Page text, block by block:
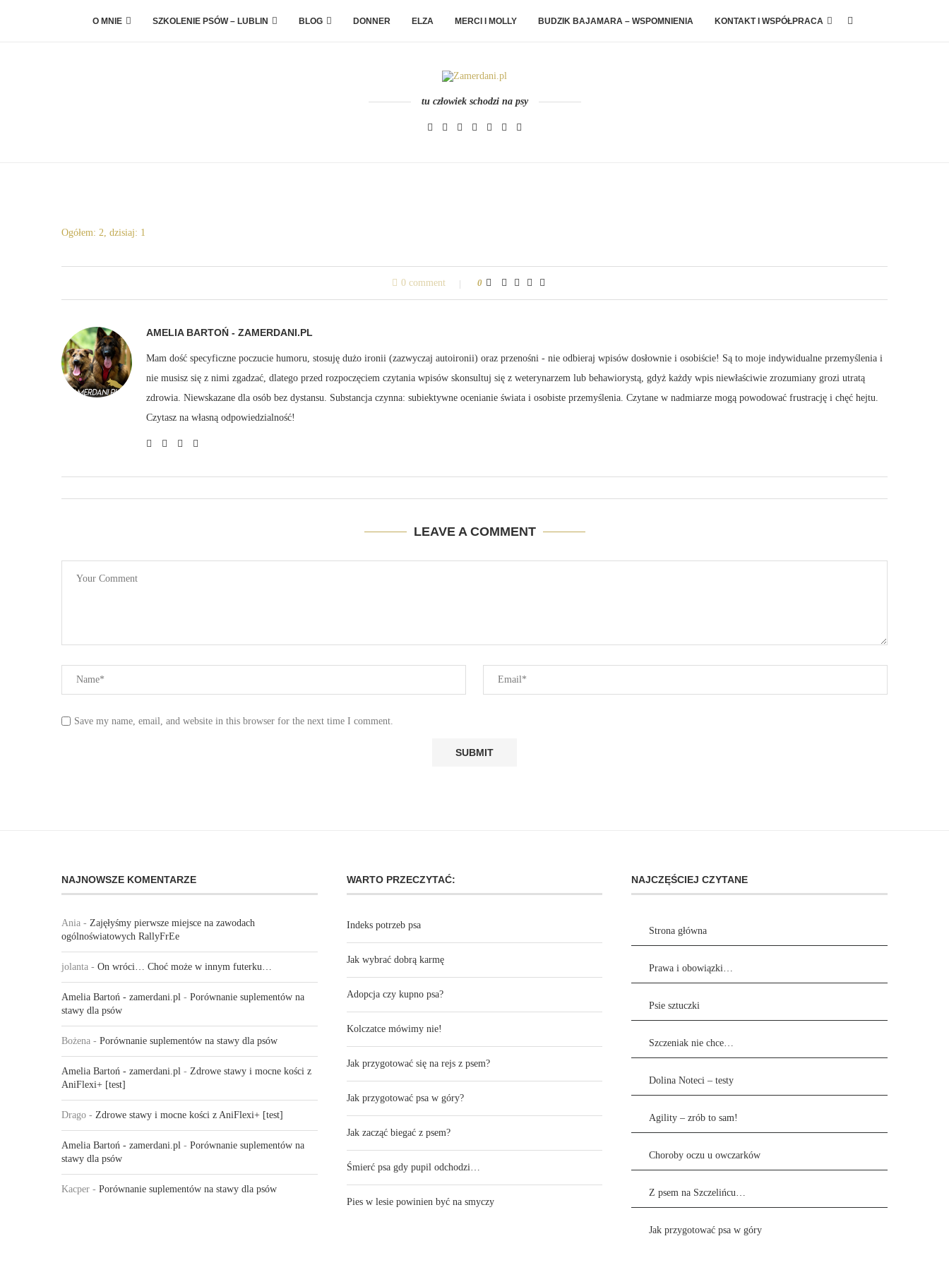
O MNIE SZKOLENIE PSÓW – LUBLIN BLOG DONNER ELZA MERCI I MOLLY BUDZIK BAJAMARA – WSPOMNIENIA KONTAKT I WSPÓŁPRACA
tu człowiek schodzi na psy
Ogółem: 2, dzisiaj: 1
0 comment 0
AMELIA BARTOŃ - ZAMERDANI.PL
Mam dość specyficzne poczucie humoru, stosuję dużo ironii (zazwyczaj autoironii) oraz przenośni - nie odbieraj wpisów dosłownie i osobiście! Są to moje indywidualne przemyślenia i
nie musisz się z nimi zgadzać, dlatego przed rozpoczęciem czytania wpisów skonsultuj się z weterynarzem lub behawiorystą, gdyż każdy wpis niewłaściwie zrozumiany grozi utratą
zdrowia. Niewskazane dla osób bez dystansu. Substancja czynna: subiektywne ocenianie świata i osobiste przemyślenia. Czytane w nadmiarze mogą powodować frustrację i chęć hejtu.
Czytasz na własną odpowiedzialność!
LEAVE A COMMENT
Save my name, email, and website in this browser for the next time I comment.
NAJNOWSZE KOMENTARZE
Ania - Zajęłyśmy pierwsze miejsce na zawodach
ogólnoświatowych RallyFrEe
jolanta - On wróci… Choć może w innym futerku…
Amelia Bartoń - zamerdani.pl - Porównanie suplementów na
stawy dla psów
Bożena - Porównanie suplementów na stawy dla psów
Amelia Bartoń - zamerdani.pl - Zdrowe stawy i mocne kości z
AniFlexi+ [test]
Drago - Zdrowe stawy i mocne kości z AniFlexi+ [test]
Amelia Bartoń - zamerdani.pl - Porównanie suplementów na
stawy dla psów
Kacper - Porównanie suplementów na stawy dla psów
WARTO PRZECZYTAĆ:
Indeks potrzeb psa
Jak wybrać dobrą karmę
Adopcja czy kupno psa?
Kolczatce mówimy nie!
Jak przygotować się na rejs z psem?
Jak przygotować psa w góry?
Jak zacząć biegać z psem?
Śmierć psa gdy pupil odchodzi…
Pies w lesie powinien być na smyczy
NAJCZĘŚCIEJ CZYTANE
Strona główna
Prawa i obowiązki…
Psie sztuczki
Szczeniak nie chce…
Dolina Noteci – testy
Agility – zrób to sam!
Choroby oczu u owczarków
Z psem na Szczelińcu…
Jak przygotować psa w góry